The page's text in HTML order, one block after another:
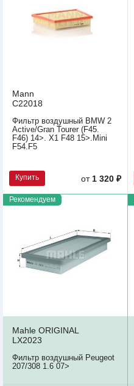
Mann
C22018
Фильтр воздушный BMW 2
Active/Gran Tourer (F45.
F46) 14>. X1 F48 15>.Mini
F54.F5
Купить от1 320 ₽
Рекомендуем
Mahle ORIGINAL
LX2023
Фильтр воздушный Peugeot
207/308 1.6 07>